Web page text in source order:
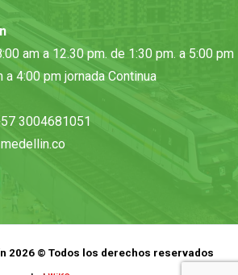
am a 12.30 pm. de 1:30 pm. a 5:00 pm
4:00 pm jornada Continua
3004681051
2026 © Todos los derechos reservados